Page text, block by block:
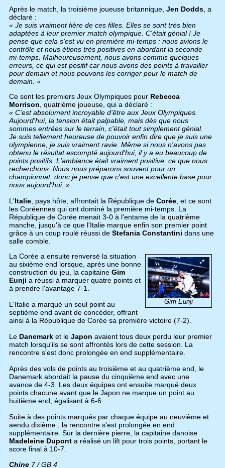
Après le match, la troisième joueuse britannique, Jen Dodds, a
déclaré :
« Je suis vraiment fière de ces filles. Elles se sont très bien
adaptées à leur premier match olympique. C'était génial ! Je
pense que cela s'est vu en première mi-temps : nous avions le
contrôle et nous étions très positives en abordant la seconde
mi-temps. Malheureusement, nous avons commis quelques
erreurs, ce qui est positif car nous avons des points à travailler
pour demain et nous pouvons les corriger pour le match de
demain. »
Ce sont les premiers Jeux Olympiques pour Rebecca
Morrison , quatrième joueuse, qui a déclaré :
« C'est absolument incroyable d'être aux Jeux Olympiques.
Aujourd'hui, la tension était palpable, mais dès que nous
sommes entrées sur le terrain, c'était tout simplement génial.
Je suis tellement heureuse de pouvoir enfin dire que je suis une
olympienne, je suis vraiment ravie. Même si nous n'avons pas
obtenu le résultat escompté aujourd'hui, il y a eu beaucoup de
points positifs. L'ambiance était vraiment positive, ce que nous
recherchons. Nous nous préparons souvent pour un
championnat, donc je pense que c'est une excellente base pour
nous aujourd'hui. »
L'Italie, pays hôte, affrontait la République de Corée, et ce sont
les Coréennes qui ont dominé la première mi-temps. La
République de Corée menait 3-0 à l'entame de la quatrième
manche, jusqu'à ce que l'Italie marque enfin son premier point
grâce à un coup roulé réussi de Stefania Constantini dans une
salle comble.
Gim Eunji
La Corée a ensuite renversé la situation
au sixième end lorsque, après une bonne
construction du jeu, la capitaine Gim
Eunji a réussi à marquer quatre points et
à prendre l'avantage 7-1.
L'Italie a marqué un seul point au
septième end avant de concéder, offrant
ainsi à la République de Corée sa première victoire (7-2).
Le Danemark et le Japon avaient tous deux perdu leur premier
match lorsqu'ils se sont affrontés lors de cette session. La
rencontre s'est donc prolongée en end supplémentaire.
Après des vols de points au troisième et au quatrième end, le
Danemark abordait la pause du cinquième end avec une
avance de 4-3. Les deux équipes ont ensuite marqué deux
points chacune avant que le Japon ne marque un point au
huitième end, égalisant à 6-6.
Suite à des points marqués par chaque équipe au neuvième et
aendu dixième , la rencontre s'est prolongée en end
supplémentaire. Sur la dernière pierre, la capitaine danoise
Madeleine Duponta réalisé un lift pour trois points, portant le
score final à 10-7.
Chine 7 / GB 4